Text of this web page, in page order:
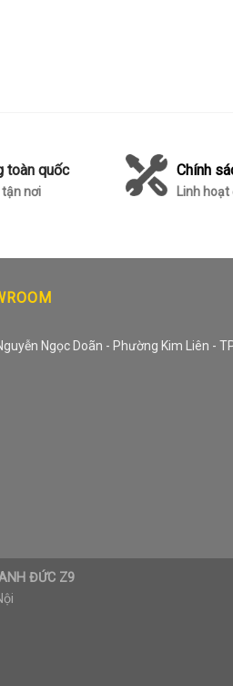
toàn quốc
tận nơi
Chính
Linh
Ngọc Doãn - Phường Kim Liên -
ĐỨC Z9